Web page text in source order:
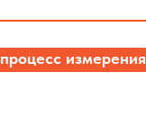
процесс измерения